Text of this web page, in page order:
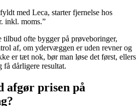
med Leca, starter fjernelse hos
inkl. moms.”
tilbud ofte bygger på prøveboringer,
af, om ydervæggen er uden revner og
er tæt nok, bør man løse det først, ellers
få dårligere resultat.
afgør prisen på